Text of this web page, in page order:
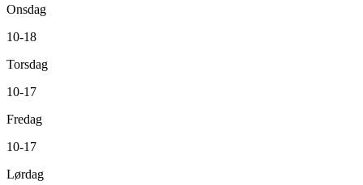
Onsdag
10-18
Torsdag
10-17
Fredag
10-17
Lørdag